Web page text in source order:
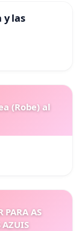
y las
(Robe) al
PARA AS
AZUIS